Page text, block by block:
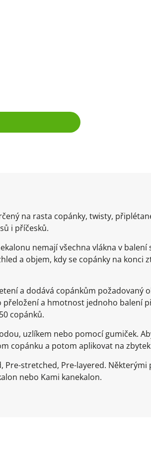
na rasta copánky, twisty,
i příčesků.
nemají všechna vlákna v
a objem, kdy se copánky na
a dodává copánkům požadovaný
přeložení a hmotnost jednoho balení
copánků.
uzlíkem nebo pomocí gumiček.
copánku a potom aplikovat na
Pre-stretched, Pre-layered.
nebo Kami kanekalon.